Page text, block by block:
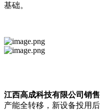
基础。
江西高成科技有限公司销
产能全转移，新设备投用